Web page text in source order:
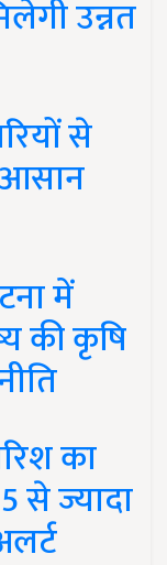
उन्नत
से
में
की कृषि
का
से ज्यादा